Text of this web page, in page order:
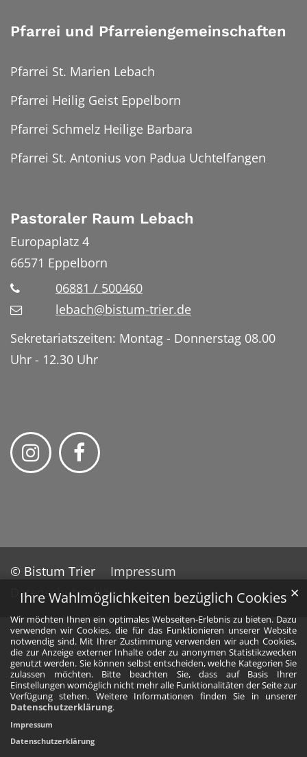
Ihre Wahlmöglichkeiten bezüglich Cookies
Wir möchten Ihnen ein optimales Webseiten-Erlebnis zu bieten. Dazu
verwenden wir Cookies, die für das Funktionieren unserer Website
notwendig sind. Mit Ihrer Zustimmung verwenden wir auch Cookies,
die zur Anzeige externer Inhalte oder zu anonymen Statistikzwecken
genutzt werden. Sie können selbst entscheiden, welche Kategorien Sie
zulassen möchten. Bitte beachten Sie, dass auf Basis Ihrer
Einstellungen womöglich nicht mehr alle Funktionalitäten der Seite zur
Verfügung stehen. Weitere Informationen finden Sie in unserer
Datenschutzerklärung.
✕
Impressum
Datenschutzerklärung
Pfarrei und Pfarreiengemeinschaften
Pfarrei St. Marien Lebach
Pfarrei Heilig Geist Eppelborn
Pfarrei Schmelz Heilige Barbara
Pfarrei St. Antonius von Padua Uchtelfangen
Pastoraler Raum Lebach
Europaplatz 4
66571 Eppelborn
06881 / 500460
lebach@bistum-trier.de
Sekretariatszeiten: Montag - Donnerstag 08.00
Uhr - 12.30 Uhr
© Bistum Trier
Impressum
Datenschutzerklärung